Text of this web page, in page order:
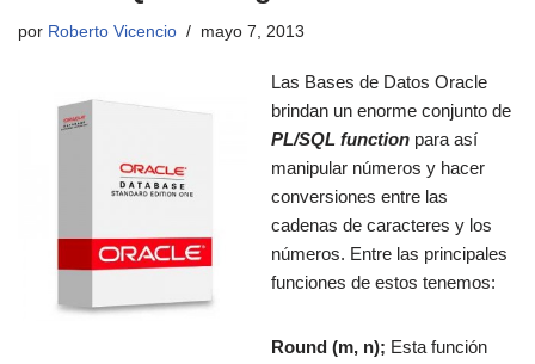
por Roberto Vicencio mayo 7, 2013
Las Bases de Datos Oracle
brindan un enorme conjunto de
PL/SQL function para así
manipular números y hacer
conversiones entre las
cadenas de caracteres y los
números. Entre las principales
funciones de estos tenemos:
Round (m, n); Esta función